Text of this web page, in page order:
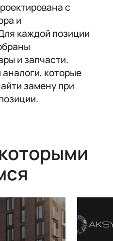
с
и
каждой позиции
и запчасти.
которые
замену при